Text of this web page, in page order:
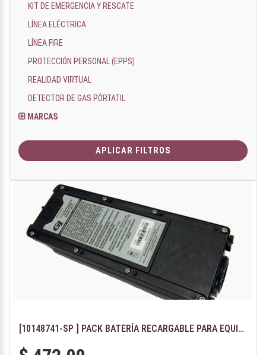
KIT DE EMERGENCIA Y RESCATE
LÍNEA ELÉCTRICA
LÍNEA FIRE
PROTECCIÓN PERSONAL (EPPS)
REALIDAD VIRTUAL
DETECTOR DE GAS PÓRTATIL
MARCAS
APLICAR FILTROS
[10148741-SP ] PACK BATERÍA RECARGABLE PARA EQUIPO G1 NFPA